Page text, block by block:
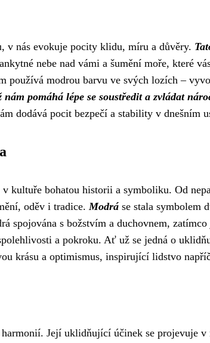
v nás evokuje pocity klidu, míru a důvěry.
nebe nad vámi a šumění moře, které
používá modrou barvu ve svých lozích –
pomáhá lépe se soustředit a zvládat
dodává pocit bezpečí a stability v dnešním
kultuře bohatou historii a symboliku. Od
oděv i tradice.Modrá se stala symbolem
spojována s božstvím a duchovnem,
a pokroku. Ať už se jedná o
krásu a optimismus, inspirující lidstvo
Její uklidňující účinek se projevuje v